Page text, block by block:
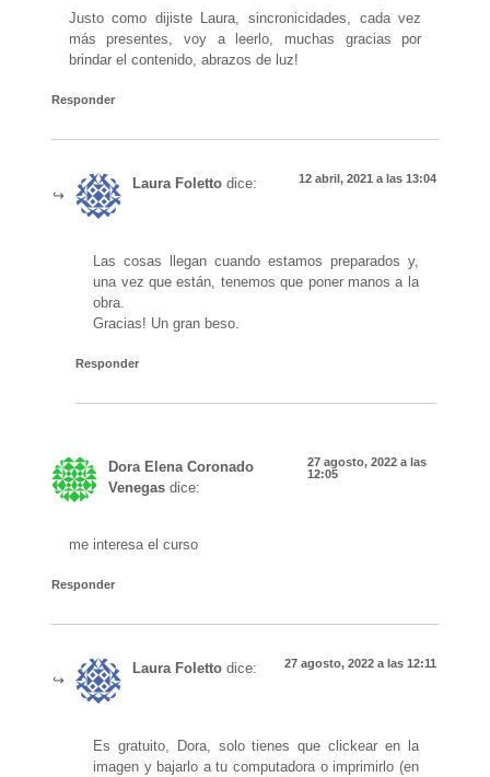
Justo como dijiste Laura, sincronicidades, cada vez
más presentes, voy a leerlo, muchas gracias por
brindar el contenido, abrazos de luz!
Responder
Laura Foletto dice: 12 abril, 2021 a las 13:04
Las cosas llegan cuando estamos preparados y,
una vez que están, tenemos que poner manos a la
obra.
Gracias! Un gran beso.
Responder
Dora Elena Coronado
Venegas dice:
27 agosto, 2022 a las
12:05
me interesa el curso
Responder
Laura Foletto dice: 27 agosto, 2022 a las 12:11
Es gratuito, Dora, solo tienes que clickear en la
imagen y bajarlo a tu computadora o imprimirlo (en